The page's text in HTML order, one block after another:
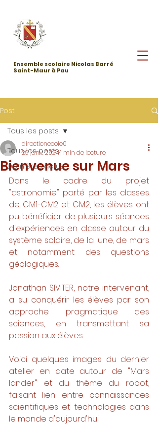
Ensemble scolaire Nicolas Barré
Saint-Maur à Pau
Post
Tous les posts
Dernières actus
Tous les posts
Bienvenue sur Mars
directionecole0
29 janv. 20241 min de lecture
Dans le cadre du projet
"astronomie" porté par les classes
de CM1-CM2 et CM2, les élèves ont
pu bénéficier de plusieurs séances
d'expériences en classe autour du
système solaire, de la lune, de mars
et notamment des questions
géologiques.
Jonathan SIVITER, notre intervenant,
a su conquérir les élèves par son
approche pragmatique des
sciences, en transmettant sa
passion aux élèves.
Voici quelques images du dernier
atelier en date autour de "Mars
lander" et du thème du robot,
faisant lien entre connaissances
scientifiques et technologies dans
le monde d'aujourd'hui.